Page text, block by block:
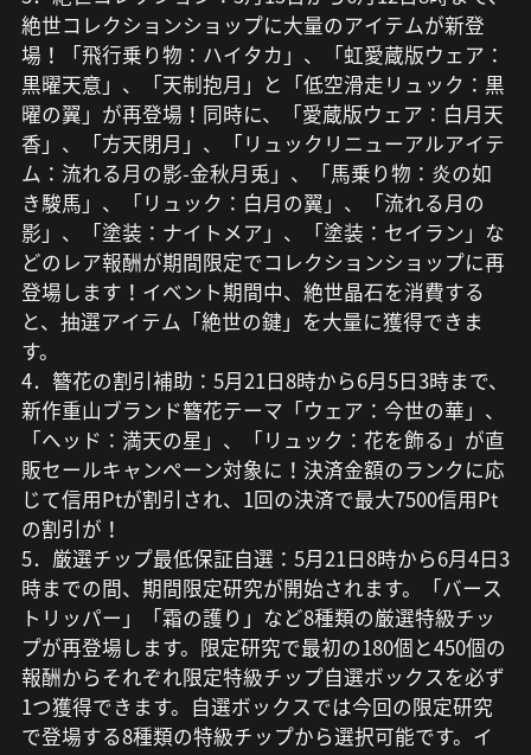
絶世コレクションショップに大量のアイテムが新登
場！「飛行乗り物：ハイタカ」、「虹愛蔵版ウェア：
黒曜天意」、「天制抱月」と「低空滑走リュック：黒
曜の翼」が再登場！同時に、「愛蔵版ウェア：白月天
香」、「方天閉月」、「リュックリニューアルアイテ
ム：流れる月の影-金秋月兎」、「馬乗り物：炎の如
き駿馬」、「リュック：白月の翼」、「流れる月の
影」、「塗装：ナイトメア」、「塗装：セイラン」な
どのレア報酬が期間限定でコレクションショップに再
登場します！イベント期間中、絶世晶石を消費する
と、抽選アイテム「絶世の鍵」を大量に獲得できま
す。
4．簪花の割引補助：5月21日8時から6月5日3時まで、
新作重山ブランド簪花テーマ「ウェア：今世の華」、
「ヘッド：満天の星」、「リュック：花を飾る」が直
販セールキャンペーン対象に！決済金額のランクに応
じて信用Ptが割引され、1回の決済で最大7500信用Pt
の割引が！
5．厳選チップ最低保証自選：5月21日8時から6月4日3
時までの間、期間限定研究が開始されます。「バース
トリッパー」「霜の護り」など8種類の厳選特級チッ
プが再登場します。限定研究で最初の180個と450個の
報酬からそれぞれ限定特級チップ自選ボックスを必ず
1つ獲得できます。自選ボックスでは今回の限定研究
で登場する8種類の特級チップから選択可能です。イ